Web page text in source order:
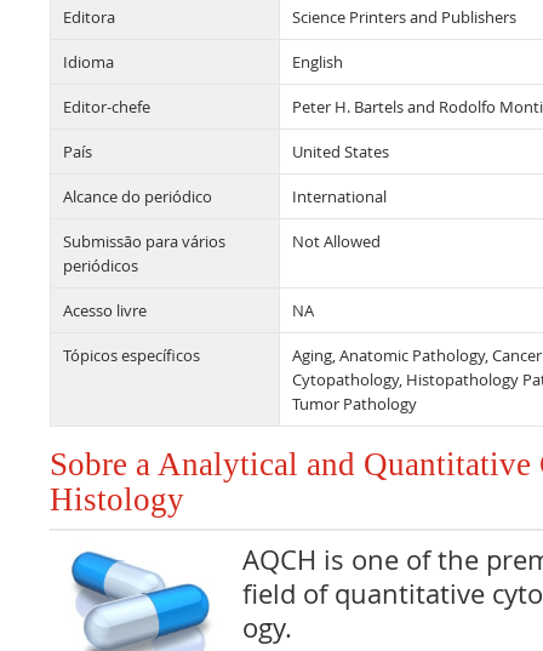
Editora Science Printers and Publishers
Idioma English
Editor-chefe Peter H. Bartels and Rodolfo
País United States
Alcance do periódico International
Submissão para vários
periódicos
Not Allowed
Acesso livre NA
Tópicos específicos
Aging, Anatomic Pathology,
Cytopathology, Histopathology
Tumor Pathology
Sobre a Analytical and
Histology
AQCH is one of the
field of quantitative
ogy.